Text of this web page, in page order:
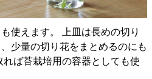
使えます。 上皿は長めの切り
少量の切り花をまとめるのにも
ば苔栽培用の容器としても使